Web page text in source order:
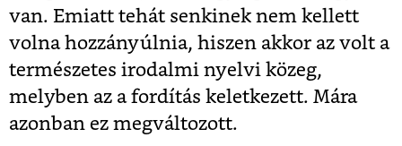
van. Emiatt tehát senkinek nem kellett
volna hozzányúlnia, hiszen akkor az volt a
természetes irodalmi nyelvi közeg,
melyben az a fordítás keletkezett. Mára
azonban ez megváltozott.